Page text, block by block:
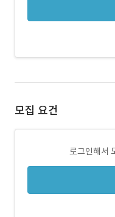
모집 요건
로그인해서